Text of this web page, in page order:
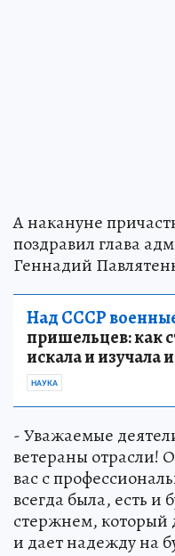
А накануне
поздравил глава
Геннадий
Над СССР
пришельцев: как
искала и изучала
НАУКА
- Уважаемые
ветераны отрасли!
вас с
всегда была, есть и
стержнем, который
и дает надежду на